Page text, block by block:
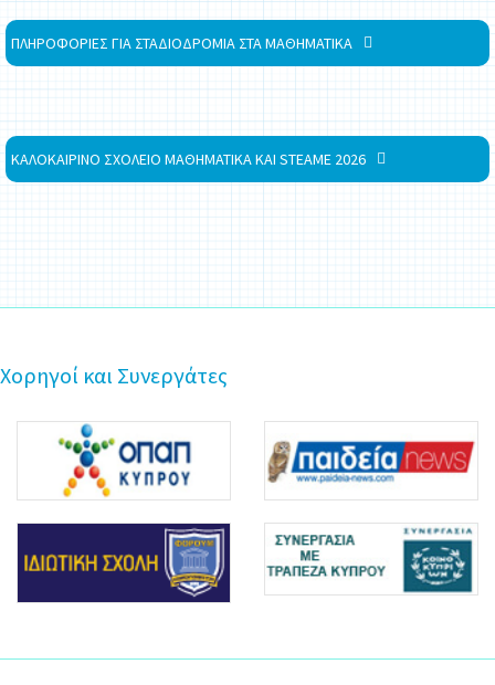
ΠΛΗΡΟΦΟΡΙΕΣ ΓΙΑ ΣΤΑΔΙΟΔΡΟΜΙΑ ΣΤΑ ΜΑΘΗΜΑΤΙΚΑ
ΚΑΛΟΚΑΙΡΙΝΟ ΣΧΟΛΕΙΟ ΜΑΘΗΜΑΤΙΚΑ ΚΑΙ STEAME 2026
Χορηγοί και Συνεργάτες